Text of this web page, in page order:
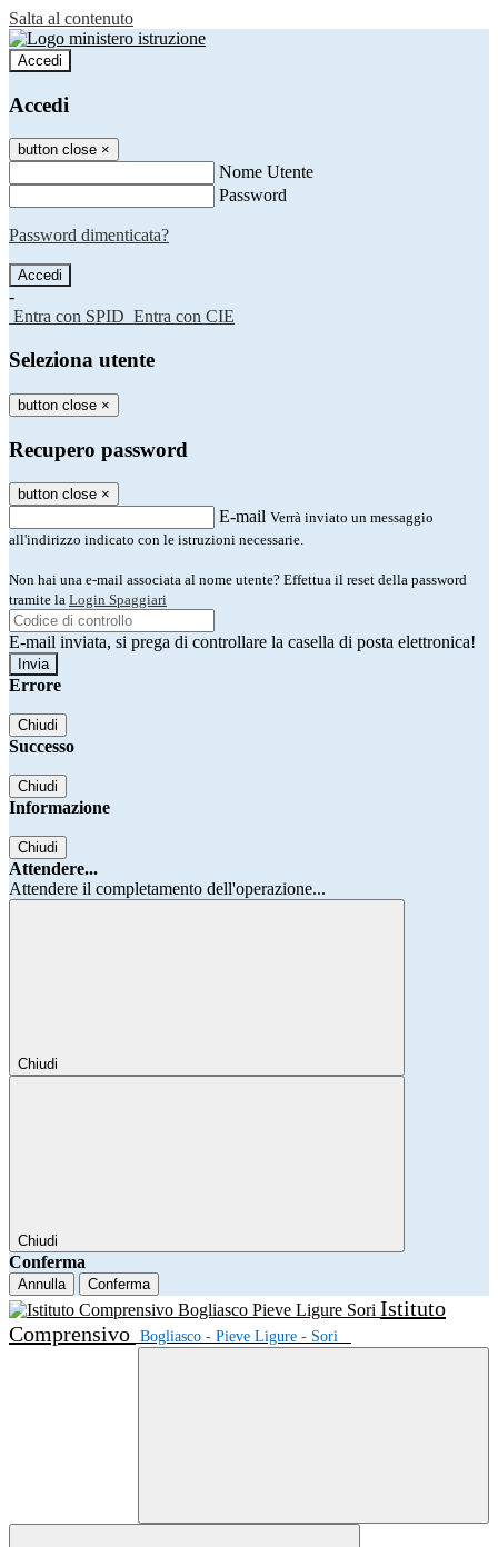
Salta al contenuto
Accedi
Accedi
button close ×
Nome Utente
Password
Password dimenticata?
-
Entra con SPID Entra con CIE
Seleziona utente
button close ×
Recupero password
button close ×
E-mail Verrà inviato un messaggio
all'indirizzo indicato con le istruzioni necessarie.
Non hai una e-mail associata al nome utente? Effettua il reset della password
tramite la Login Spaggiari
E-mail inviata, si prega di controllare la casella di posta elettronica!
Errore
Chiudi
Successo
Chiudi
Informazione
Chiudi
Attendere...
Attendere il completamento dell'operazione...
Chiudi
Chiudi
Conferma
Annulla Conferma
Istituto
Comprensivo Bogliasco - Pieve Ligure - Sori